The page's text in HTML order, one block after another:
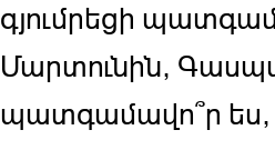
գյումրեցի
Մարտունին,
պատգամավո՞ր ես,